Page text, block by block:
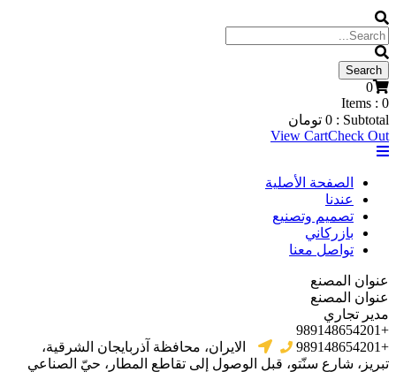
0
Items : 0
Subtotal :
0 تومان
View CartCheck Out
الصفحة الأصلية
عندنا
تصميم وتصنيع
بازركاني
تواصل معنا
عنوان المصنع
عنوان المصنع
مدير تجاري
+989148654201
+989148654201
الایران، محافظة آذربایجان الشرقیة،
تبریز، شارع سنّتو، قبل الوصول إلى تقاطع المطار، حيّ الصناعي